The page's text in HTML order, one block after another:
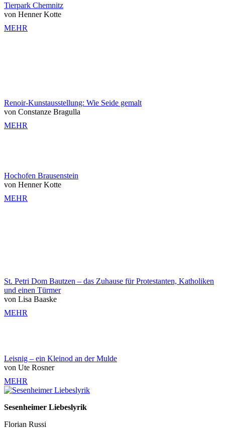
Tierpark Chemnitz
von Henner Kotte
MEHR
Renoir-Kunstausstellung: Wie Seide gemalt
von Constanze Bragulla
MEHR
Hochofen Brausenstein
von Henner Kotte
MEHR
St. Petri Dom Bautzen – das Zuhause für Protestanten, Katholiken
und einen Türmer
von Lisa Baaske
MEHR
Leisnig – ein Kleinod an der Mulde
von Ute Rosner
MEHR
Sesenheimer Liebeslyrik
Florian Russi